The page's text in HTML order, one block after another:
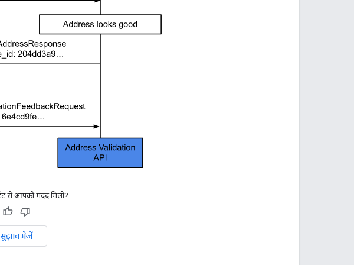
से आपको मदद मिली?
सुझाव भेजें